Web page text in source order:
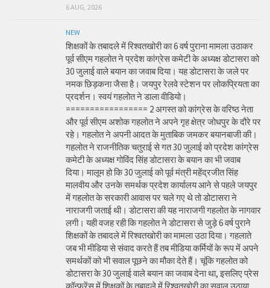
6 AUG, 2026
NEW
शिक्षकों के तबादले में रिश्वतखोरी का 6 वर्ष पुराना मामला उठाकर
पूर्व सीएम गहलोत ने प्रदेश कांग्रेस कमेटी के अध्यक्ष डोटासरा को
30 जुलाई वाले बयान का जवाब दिया। यह डोटासरा के जले पर
नमक छिड़कना जैसा है। जयपुर रेलवे स्टेशन पर लोकप्रियता का
प्रदर्शन। स्वयं गहलोत ने डाला वीडियो।
================= 2 अगस्त को कांग्रेस के वरिष्ठ नेता
और पूर्व सीएम अशोक गहलोत ने अपने गृह क्षेत्र जोधपुर के दौरे पर
रहे। गहलोत ने अपनी आदत के मुताबिक जमकर बयानबाजी की।
गहलोत ने राजनीतिक चतुराई से गत 30 जुलाई को प्रदेश कांग्रेस
कमेटी के अध्यक्ष गोविंद सिंह डोटासरा के बयान का भी जवाब
दिया। मालूम हो कि 30 जुलाई को पूर्व मंत्री महेंद्रजीत सिंह
मालवीय और उनके समर्थक प्रदेश कार्यालय आने से पहले जयपुर
में गहलोत के सरकारी आवास पर चले गए थे तो डोटासरा ने
नाराजगी जताई थी। डोटासरा की यह नाराजगी गहलोत के नागवार
लगी। यही वजह रही कि गहलोत ने डोटासरा से जुड़े 6 वर्ष पुराने
शिक्षकों के तबादले में रिश्वतखोरी का मामला उठा दिया। गहलाते
जब भी मीडिया से संवाद करते हैं तब मीडिया कर्मियों के रूप में अपने
समर्थकों को भी सवाल पूछने का मौका देते हैं। चूंकि गहलोत को
डोटासरा के 30 जुलाई वाले बयान का जवाब देना था, इसलिए प्रेस